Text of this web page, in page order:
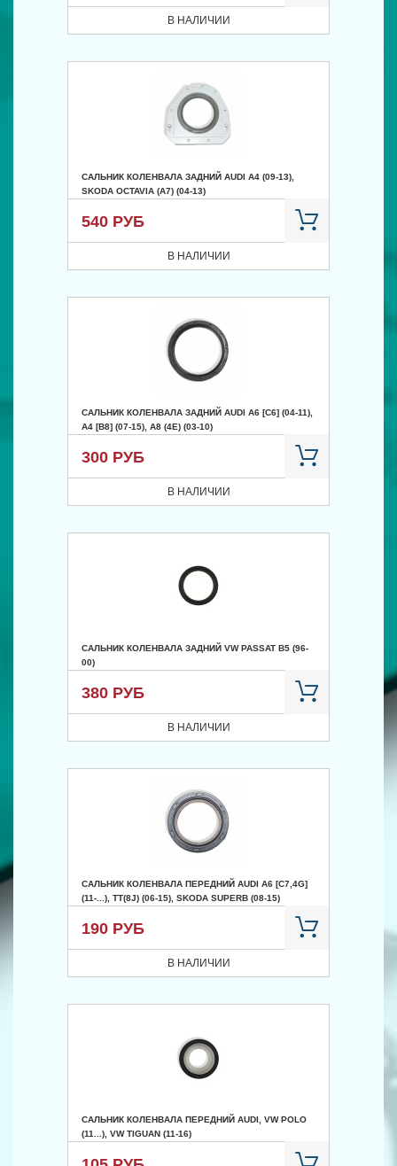
В НАЛИЧИИ
САЛЬНИК КОЛЕНВАЛА ЗАДНИЙ AUDI A4 (09-13),
SKODA OCTAVIA (A7) (04-13)
540 РУБ
В НАЛИЧИИ
САЛЬНИК КОЛЕНВАЛА ЗАДНИЙ AUDI A6 [C6] (04-11),
A4 [B8] (07-15), A8 (4E) (03-10)
300 РУБ
В НАЛИЧИИ
САЛЬНИК КОЛЕНВАЛА ЗАДНИЙ VW PASSAT B5 (96-
00)
380 РУБ
В НАЛИЧИИ
САЛЬНИК КОЛЕНВАЛА ПЕРЕДНИЙ AUDI A6 [C7,4G]
(11-...), TT(8J) (06-15), SKODA SUPERB (08-15)
190 РУБ
В НАЛИЧИИ
САЛЬНИК КОЛЕНВАЛА ПЕРЕДНИЙ AUDI, VW POLO
(11...), VW TIGUAN (11-16)